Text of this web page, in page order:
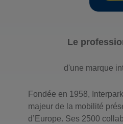
Le
d'une marque
Fondée en 1958,
majeur de la mobilité
d’Europe. Ses 2500